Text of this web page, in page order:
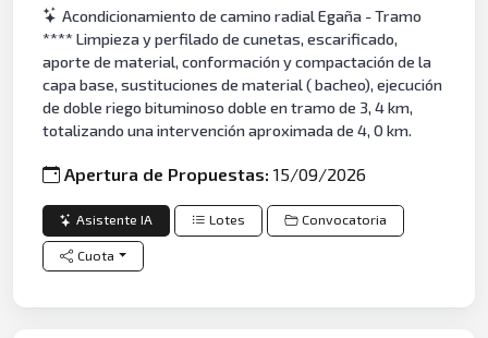
Acondicionamiento de camino radial Egaña - Tramo
**** Limpieza y perfilado de cunetas, escarificado,
aporte de material, conformación y compactación de la
capa base, sustituciones de material ( bacheo), ejecución
de doble riego bituminoso doble en tramo de 3, 4 km,
totalizando una intervención aproximada de 4, 0 km.
Apertura de Propuestas:15/09/2026
Asistente IA Lotes Convocatoria
Cuota